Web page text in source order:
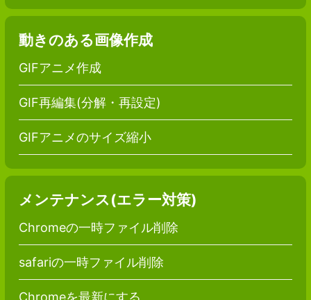
動きのある画像作成
GIFアニメ作成
GIF再編集(分解・再設定)
GIFアニメのサイズ縮小
メンテナンス(エラー対策)
Chromeの一時ファイル削除
safariの一時ファイル削除
Chromeを最新にする